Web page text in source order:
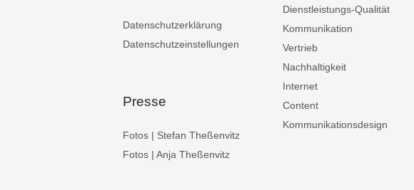
Datenschutzerklärung
Datenschutzeinstellungen
Presse
Fotos | Stefan Theßenvitz
Fotos | Anja Theßenvitz
Dienstleistungs-Qualität
Kommunikation
Vertrieb
Nachhaltigkeit
Internet
Content
Kommunikationsdesign